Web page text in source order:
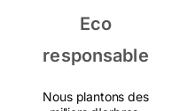
Eco
responsable
Nous plantons des